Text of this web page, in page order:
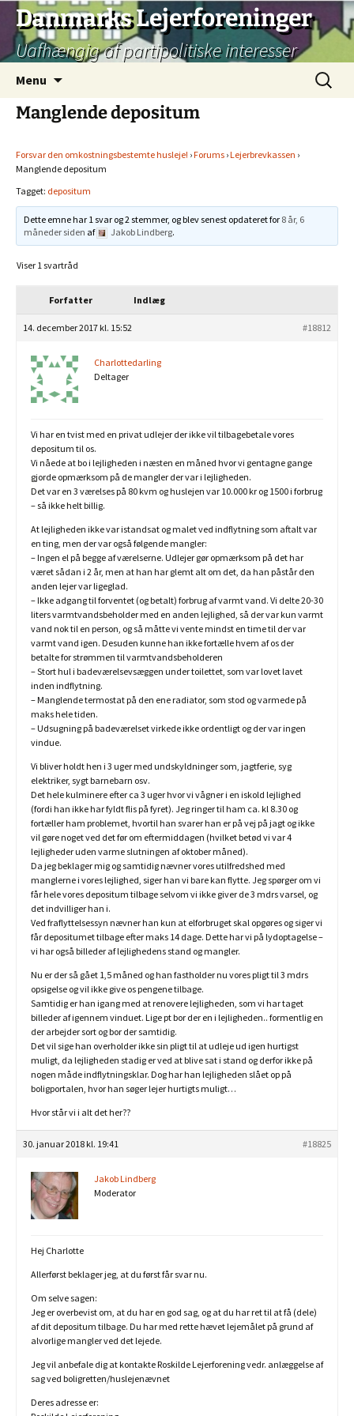
Hop
indhold
Danmarks Lejerforeninger
Uafhængig af partipolitiske interesser
Menu
Søg
efter:
Manglende depositum
Forsvar den omkostningsbestemte husleje! ›Forums ›Lejerbrevkassen ›
Manglende depositum
Tagget: depositum
Dette emne har 1 svar og 2 stemmer, og blev senest opdateret for 8 år, 6
måneder siden af Jakob Lindberg.
Viser 1 svartråd
Forfatter Indlæg
14. december 2017 kl. 15:52 #18812
Charlottedarling
Deltager
Vi har en tvist med en privat udlejer der ikke vil tilbagebetale vores
depositum til os.
Vi nåede at bo i lejligheden i næsten en måned hvor vi gentagne gange
gjorde opmærksom på de mangler der var i lejligheden.
Det var en 3 værelses på 80 kvm og huslejen var 10.000 kr og 1500 i forbrug
– så ikke helt billig.
At lejligheden ikke var istandsat og malet ved indflytning som aftalt var
en ting, men der var også følgende mangler:
– Ingen el på begge af værelserne. Udlejer gør opmærksom på det har
været sådan i 2 år, men at han har glemt alt om det, da han påstår den
anden lejer var ligeglad.
– Ikke adgang til forventet (og betalt) forbrug af varmt vand. Vi delte 20-30
liters varmtvandsbeholder med en anden lejlighed, så der var kun varmt
vand nok til en person, og så måtte vi vente mindst en time til der var
varmt vand igen. Desuden kunne han ikke fortælle hvem af os der
betalte for strømmen til varmtvandsbeholderen
– Stort hul i badeværelsevsæggen under toilettet, som var lovet lavet
inden indflytning.
– Manglende termostat på den ene radiator, som stod og varmede på
maks hele tiden.
– Udsugning på badeværelset virkede ikke ordentligt og der var ingen
vindue.
Vi bliver holdt hen i 3 uger med undskyldninger som, jagtferie, syg
elektriker, sygt barnebarn osv.
Det hele kulminere efter ca 3 uger hvor vi vågner i en iskold lejlighed
(fordi han ikke har fyldt flis på fyret). Jeg ringer til ham ca. kl 8.30 og
fortæller ham problemet, hvortil han svarer han er på vej på jagt og ikke
vil gøre noget ved det før om eftermiddagen (hvilket betød vi var 4
lejligheder uden varme slutningen af oktober måned).
Da jeg beklager mig og samtidig nævner vores utilfredshed med
manglerne i vores lejlighed, siger han vi bare kan flytte. Jeg spørger om vi
får hele vores depositum tilbage selvom vi ikke giver de 3 mdrs varsel, og
det indvilliger han i.
Ved fraflyttelsessyn nævner han kun at elforbruget skal opgøres og siger vi
får depositumet tilbage efter maks 14 dage. Dette har vi på lydoptagelse –
vi har også billeder af lejlighedens stand og mangler.
Nu er der så gået 1,5 måned og han fastholder nu vores pligt til 3 mdrs
opsigelse og vil ikke give os pengene tilbage.
Samtidig er han igang med at renovere lejligheden, som vi har taget
billeder af igennem vinduet. Lige pt bor der en i lejligheden.. formentlig en
der arbejder sort og bor der samtidig.
Det vil sige han overholder ikke sin pligt til at udleje ud igen hurtigst
muligt, da lejligheden stadig er ved at blive sat i stand og derfor ikke på
nogen måde indflytningsklar. Dog har han lejligheden slået op på
boligportalen, hvor han søger lejer hurtigts muligt…
Hvor står vi i alt det her??
30. januar 2018 kl. 19:41 #18825
Jakob Lindberg
Moderator
Hej Charlotte
Allerførst beklager jeg, at du først får svar nu.
Om selve sagen:
Jeg er overbevist om, at du har en god sag, og at du har ret til at få (dele)
af dit depositum tilbage. Du har med rette hævet lejemålet på grund af
alvorlige mangler ved det lejede.
Jeg vil anbefale dig at kontakte Roskilde Lejerforening vedr. anlæggelse af
sag ved boligretten/huslejenævnet
Deres adresse er: